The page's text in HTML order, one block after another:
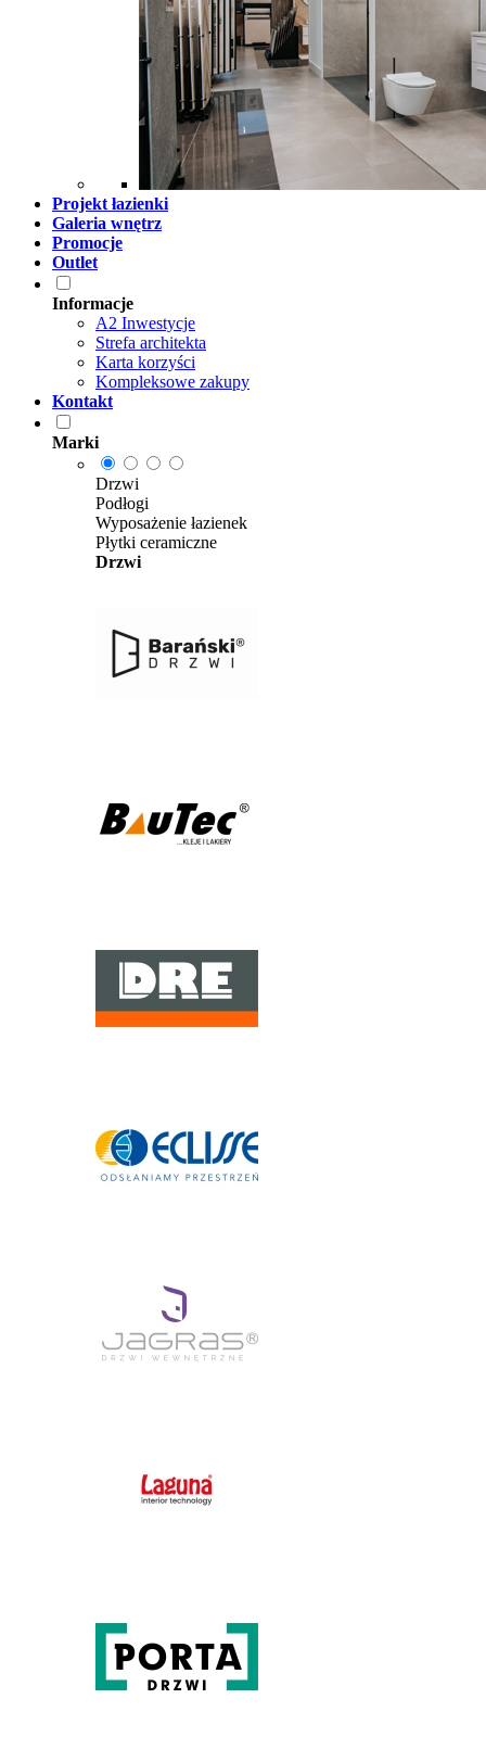
Projekt łazienki
Galeria wnętrz
Promocje
Outlet
Informacje
A2 Inwestycje
Strefa architekta
Karta korzyści
Kompleksowe zakupy
Kontakt
Marki
Drzwi
Podłogi
Wyposażenie łazienek
Płytki ceramiczne
Drzwi